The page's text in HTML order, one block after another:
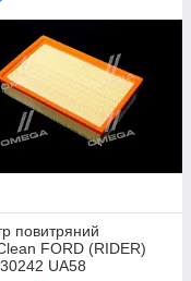
повитряний
FORD (RIDER)
UA58